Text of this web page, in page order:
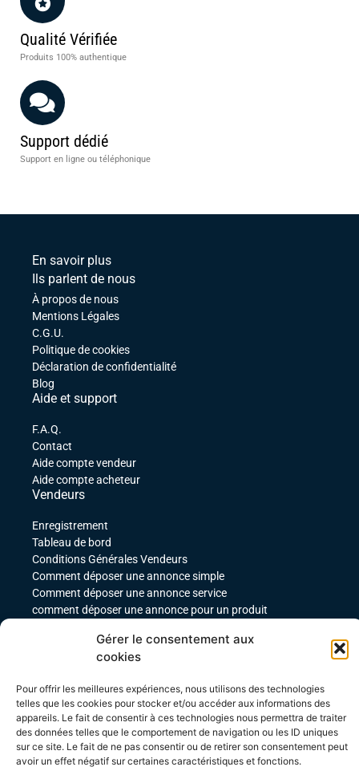
Gérer le consentement aux
cookies
Pour offrir les meilleures expériences, nous utilisons des technologies
telles que les cookies pour stocker et/ou accéder aux informations des
appareils. Le fait de consentir à ces technologies nous permettra de traiter
des données telles que le comportement de navigation ou les ID uniques
sur ce site. Le fait de ne pas consentir ou de retirer son consentement peut
avoir un effet négatif sur certaines caractéristiques et fonctions.
Qualité Vérifiée
Produits 100% authentique
Support dédié
Support en ligne ou téléphonique
En savoir plus
Ils parlent de nous
À propos de nous
Mentions Légales
C.G.U.
Politique de cookies
Déclaration de confidentialité
Blog
Aide et support
F.A.Q.
Contact
Aide compte vendeur
Aide compte acheteur
Vendeurs
Enregistrement
Tableau de bord
Conditions Générales Vendeurs
Comment déposer une annonce simple
Comment déposer une annonce service
comment déposer une annonce pour un produit
Déposer une annonce avec des variables
Mon compte
Mes commandes
Conditions Générales Acheteurs